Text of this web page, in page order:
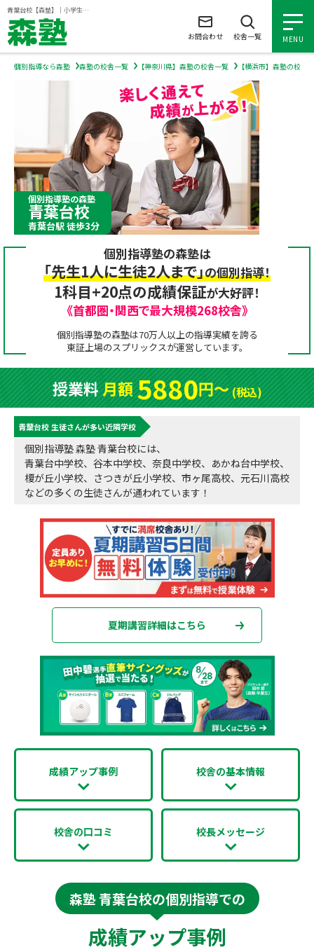
青葉台校【森塾】｜小学生・中学生・高校生の個別指導塾・学習塾
MENU
小学生の個別指導
中学生の個別指導
高校生の個別指導
森塾を知る
森塾を知る トップ
森塾の想い
成績アップをかなえる！森塾メソッド
森塾の授業料について
子と親のお悩み別！なぜ？どうして？森塾！
数字でなるほど！森塾
動画でわかる！森塾
入塾について
入塾について トップ
塾の選び方
入塾までの流れ
無料体験授業について
森塾のお得なキャンペーン・割引制度
よくあるご質問
お電話はこちら
0120-602-607
授業料等お問合わせはこちら
校舎一覧
お問合わせ 校舎一覧
個別指導なら森塾 森塾の校舎一覧 【神奈川県】森塾の校舎一覧 【横浜市】森塾の校舎
個別指導塾の森塾
青葉台校
青葉台駅 徒歩3分
個別指導塾の森塾は
「先生1人に生徒2人まで」の個別指導！
1科目+20点の成績保証が大好評！
《首都圏・関西で最大規模268校舎》
個別指導塾の森塾は70万人以上の指導実績を誇る
東証上場のスプリックスが運営しています。
授業料月額5880円〜(税込)
青葉台校 生徒さんが多い近隣学校
個別指導塾 森塾 青葉台校には、
青葉台中学校、谷本中学校、奈良中学校、あかね台中学校、
榎が丘小学校、さつきが丘小学校、市ヶ尾高校、元石川高校
などの多くの生徒さんが通われています！
夏期講習詳細はこちら
成績アップ事例 校舎の基本情報
校舎の口コミ 校長メッセージ
森塾 青葉台校の個別指導での
成績アップ事例